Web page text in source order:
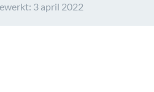
3 april 2022